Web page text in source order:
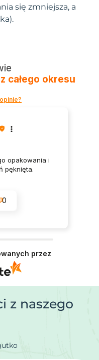
się zmniejsza, a
z całego okresu
opakowania i
pęknięta.
0
przez
z naszego